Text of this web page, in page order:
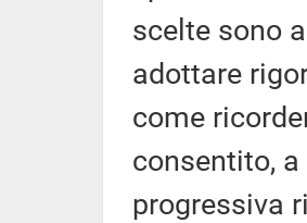
scelte sono
adottare
come
consentito,
progressiva